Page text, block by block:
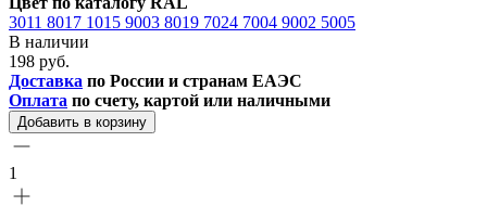
3011 8017 1015 9003 8019 7024 7004 9002 5005
В наличии
198 руб.
Доставка по России и странам ЕАЭС
Оплата по счету, картой или наличными
Добавить в корзину
1